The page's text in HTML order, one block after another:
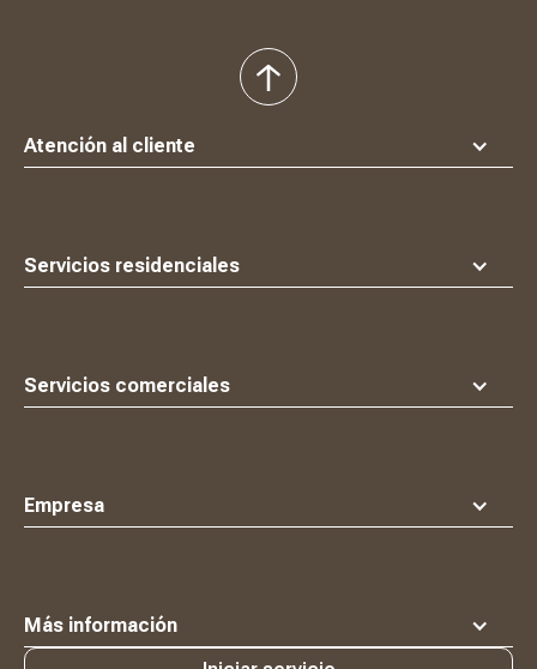
Atención al cliente
Servicios residenciales
Servicios comerciales
Empresa
Más información
volver
al